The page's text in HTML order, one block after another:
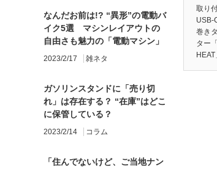
なんだお前は!? “異形”の電動バ
イク5選 マシンレイアウトの
自由さも魅力の「電動マシン」
2023/2/17 雑ネタ
ガソリンスタンドに「売り切
れ」は存在する？ “在庫”はどこ
に保管している？
2023/2/14 コラム
「住んでないけど、ご当地ナン
取り
USB-
巻き
ター